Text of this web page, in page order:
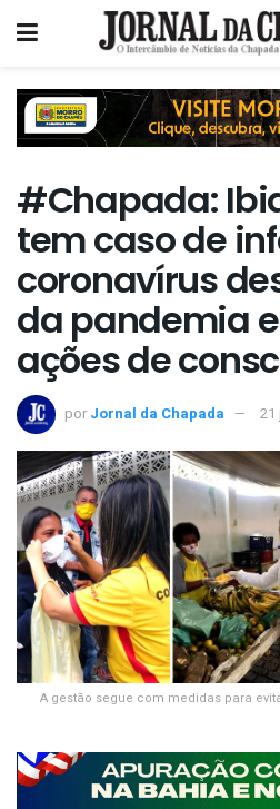
#Chapada:
tem caso de
coronavírus
da pandemia
ações de
por Jornal da Chapada 21
A gestão segue com medidas para